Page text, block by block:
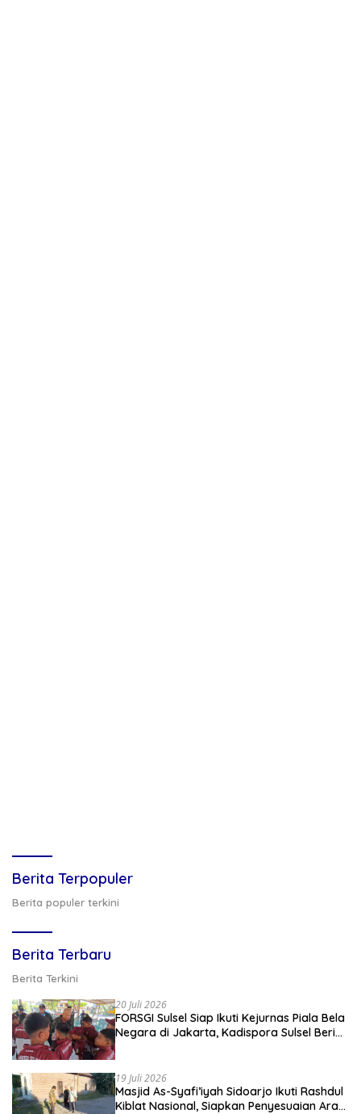
Berita Terpopuler
Berita populer terkini
Berita Terbaru
Berita Terkini
20 Juli 2026
FORSGI Sulsel Siap Ikuti Kejurnas Piala Bela
Negara di Jakarta, Kadispora Sulsel Beri
19 Juli 2026
Masjid As-Syafi’iyah Sidoarjo Ikuti Rashdul
Kiblat Nasional, Siapkan Penyesuaian Arah